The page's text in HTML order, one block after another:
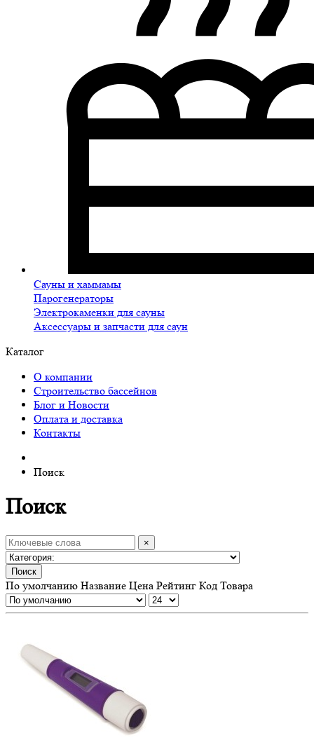
Сауны и хаммамы
Парогенераторы
Электрокаменки для сауны
Аксессуары и запчасти для саун
Каталог
О компании
Строительство бассейнов
Блог и Новости
Оплата и доставка
Контакты
Поиск
Поиск
×
Поиск
По умолчанию Название Цена Рейтинг Код Товара